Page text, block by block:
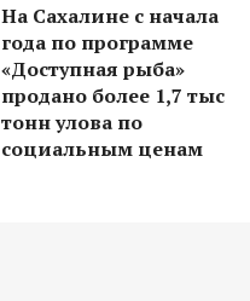
На Сахалине с начала
года по программе
«Доступная рыба»
продано более 1,7 тыс
тонн улова по
социальным ценам